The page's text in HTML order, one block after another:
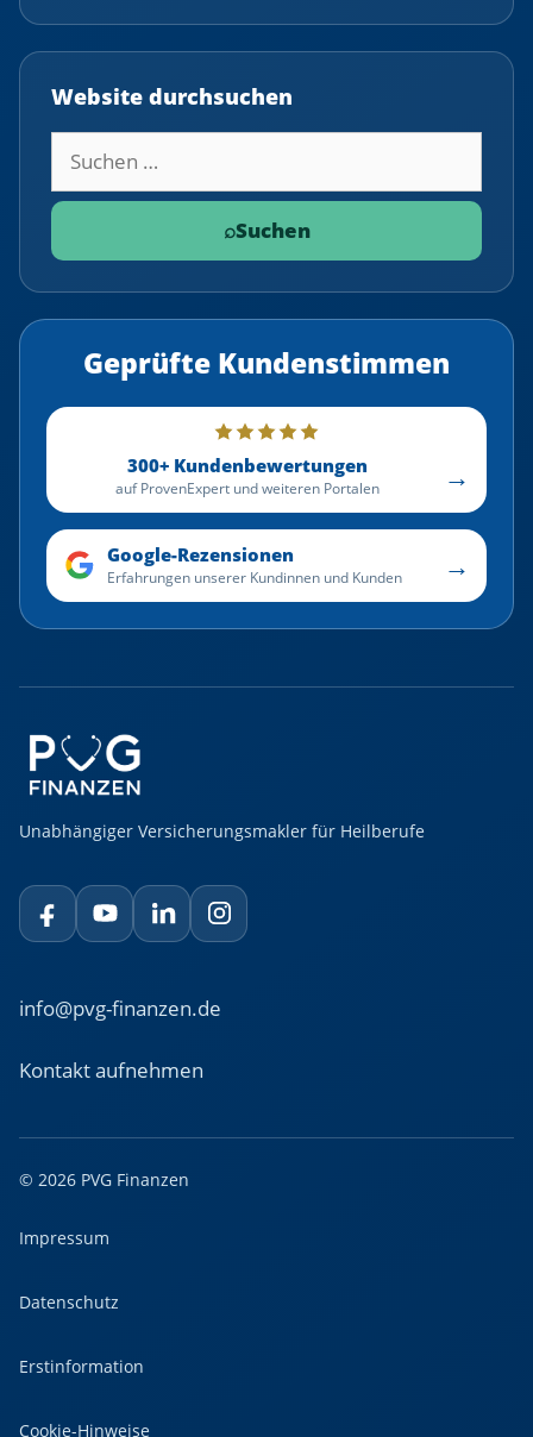
Website durchsuchen
⌕Suchen
Geprüfte Kundenstimmen
300+ Kundenbewertungen
auf ProvenExpert und weiteren Portalen →
Google-Rezensionen
Erfahrungen unserer Kundinnen und Kunden →
Unabhängiger Versicherungsmakler für Heilberufe
info@pvg-finanzen.de
Kontakt aufnehmen
© 2026 PVG Finanzen
Impressum
Datenschutz
Erstinformation
Cookie-Hinweise